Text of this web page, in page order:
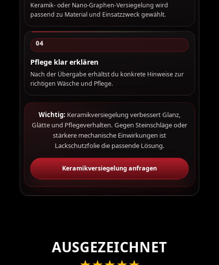
Keramik- oder Nano-Graphen-Versiegelung wird
passend zu Material und Einsatzzweck gewählt.
04
Pflege klar erklären
Nach der Übergabe erhältst du konkrete Hinweise zur
richtigen Wäsche und Pflege.
Wichtig: Keramikversiegelung verbessert Glanz,
Glätte und Pflegeverhalten. Gegen Steinschläge oder
stärkere mechanische Einwirkungen ist
Lackschutzfolie die passende Lösung.
Keramikversiegelung anfragen
AUSGEZEICHNET